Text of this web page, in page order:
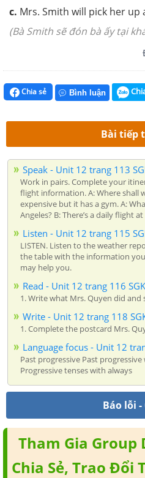
c. Mrs. Smith will pick her up
(Bà Smith sẽ đón bà ấy tại
Chia sẻ Bình luận
Bài tiếp
Speak - Unit 12 trang 113
Work in pairs. Complete your
flight information. A: Where shall
expensive but it has a gym. A:
Angeles? B: There’s a daily flight
Listen - Unit 12 trang 115
LISTEN. Listen to the weather
the table with the information
may help you.
Read - Unit 12 trang 116
1. Write what Mrs. Quyen did and
Write - Unit 12 trang 118
1. Complete the postcard Mrs.
Language focus - Unit 12
Past progressive Past
Progressive tenses with always
Báo lỗi -
Tham Gia Group
Chia Sẻ, Trao Đổi